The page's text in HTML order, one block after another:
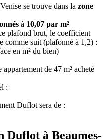
se trouve dans la zone
à 10,07 par m²
plafond brut, le coefficient
comme suit (plafonné à 1,2) :
en m² du bien)
de 47 m² acheté
:
Duflot sera de :
Duflot à Beaumes-